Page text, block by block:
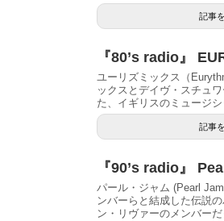
記事
『80’s radio』
ユーリズミックス（
ックスとデイヴ・スチュ
た、イギリスのミュージ
記事
『90’s radio』
パール・ジャム (Pearl
ンバーらと結成した伝説
ン・リヴァーのメンバー